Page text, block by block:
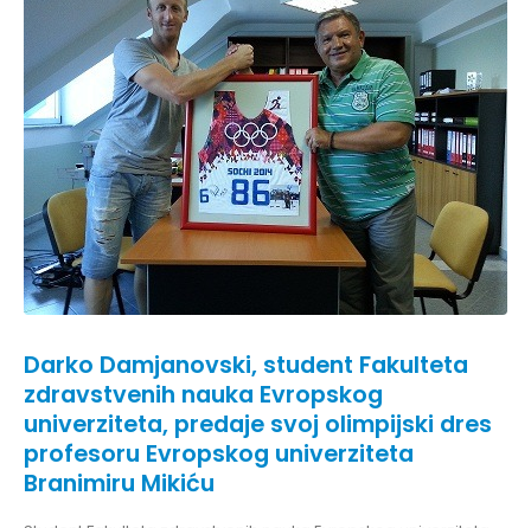
Darko Damjanovski, student Fakulteta
zdravstvenih nauka Evropskog
univerziteta, predaje svoj olimpijski dres
profesoru Evropskog univerziteta
Branimiru Mikiću